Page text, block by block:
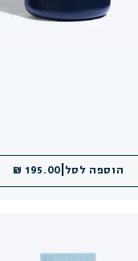
הוספה לסל 195.00 ₪